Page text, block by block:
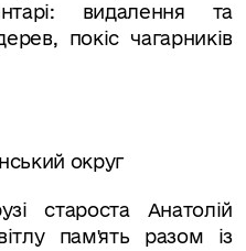
видалення та
покіс чагарників
округ
староста Анатолій
пам'ять разом із